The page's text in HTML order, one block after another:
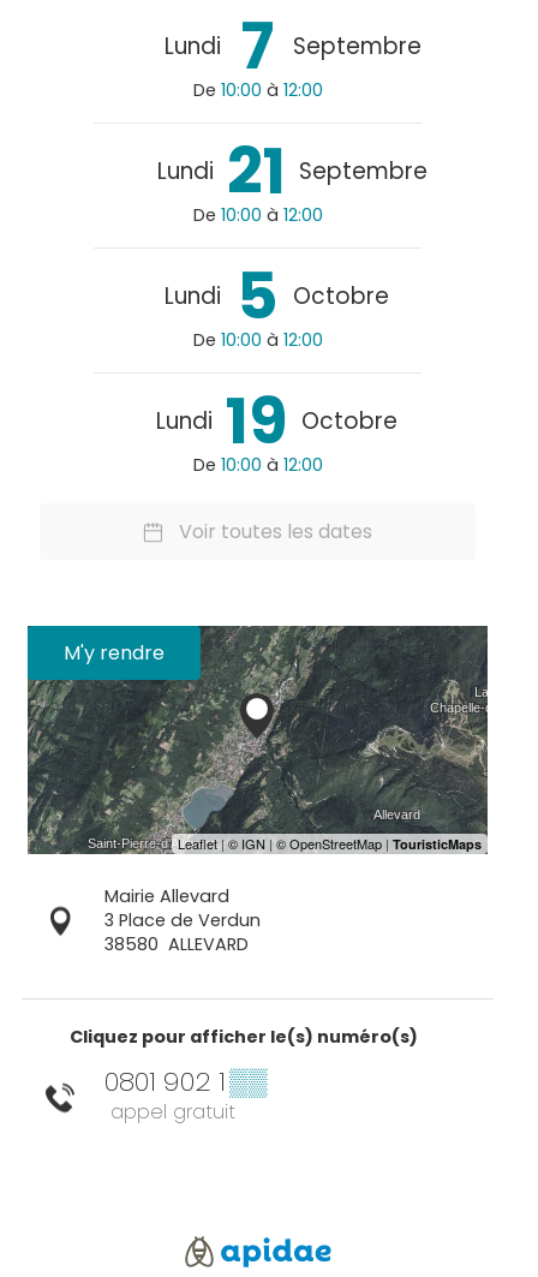
Lundi 7 Septembre
De 10:00 à 12:00
Lundi 21 Septembre
De 10:00 à 12:00
Lundi 5 Octobre
De 10:00 à 12:00
Lundi 19 Octobre
De 10:00 à 12:00
Voir toutes les dates
M'y rendre
Mairie Allevard
3 Place de Verdun
38580 ALLEVARD
Cliquez pour afficher le(s) numéro(s)
0801 902 1▒▒
appel gratuit